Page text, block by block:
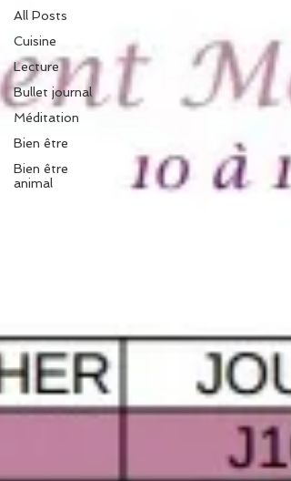
All Posts
Cuisine
Lecture
Bullet journal
Méditation
Bien être
Bien être
animal